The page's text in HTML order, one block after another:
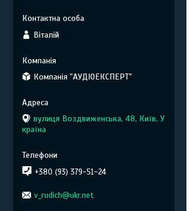
Віталій
Компанія "АУДІОЕКСПЕРТ"
вулиця Воздвиженська, 48, Київ, У
країна
+380 (93) 379-51-24
v_rudich@ukr.net